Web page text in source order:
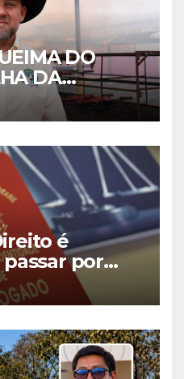
DO
DA
I
é
por
Indiavaí